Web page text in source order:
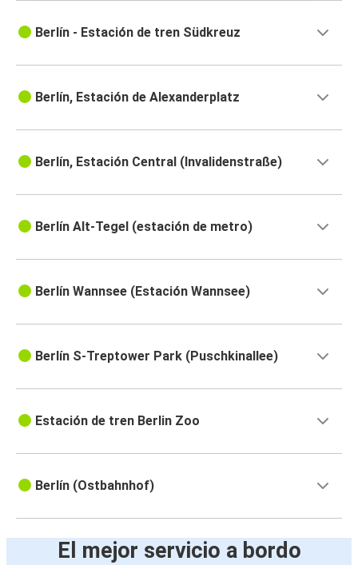
Berlín - Estación de tren Südkreuz
Berlín, Estación de Alexanderplatz
Berlín, Estación Central (Invalidenstraße)
Berlín Alt-Tegel (estación de metro)
Berlín Wannsee (Estación Wannsee)
Berlín S-Treptower Park (Puschkinallee)
Estación de tren Berlin Zoo
Berlín (Ostbahnhof)
El mejor servicio a bordo